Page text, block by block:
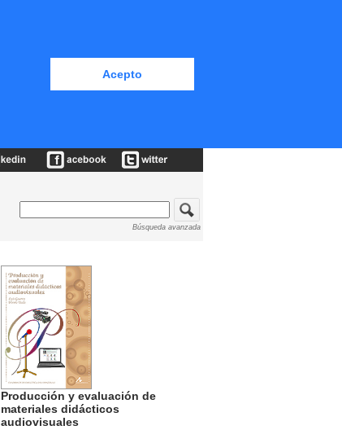
Acepto
Búsqueda avanzada
Producción y evaluación de
materiales didácticos
audiovisuales